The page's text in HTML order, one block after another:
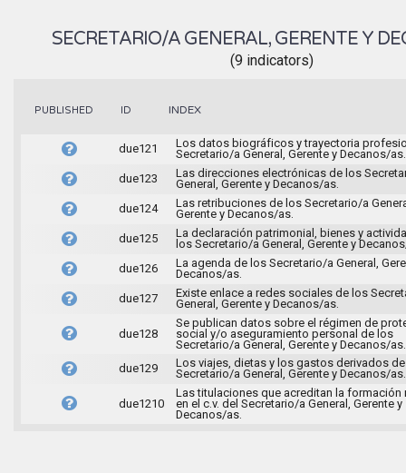
SECRETARIO/A GENERAL, GERENTE Y
(9 indicators)
PUBLISHED ID INDEX
due121
Los datos biográficos y trayectoria
Secretario/a General, Gerente y Decanos/as.
due123
Las direcciones electrónicas de los
General, Gerente y Decanos/as.
due124
Las retribuciones de los Secretario/a
Gerente y Decanos/as.
due125
La declaración patrimonial, bienes y
los Secretario/a General, Gerente y
due126
La agenda de los Secretario/a General,
Decanos/as.
due127
Existe enlace a redes sociales de los
General, Gerente y Decanos/as.
due128
Se publican datos sobre el régimen de
social y/o aseguramiento personal de los
Secretario/a General, Gerente y Decanos/as.
due129
Los viajes, dietas y los gastos derivados
Secretario/a General, Gerente y Decanos/as.
due1210
Las titulaciones que acreditan la formación
en el c.v. del Secretario/a General, Gerente y
Decanos/as.